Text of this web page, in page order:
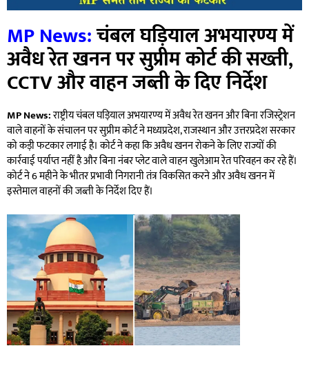
MP News:चंबल घड़ियाल अभयारण्य में
अवैध रेत खनन पर सुप्रीम कोर्ट की सख्ती,
CCTV और वाहन जब्ती के दिए निर्देश
MP News:राष्ट्रीय चंबल घड़ियाल अभयारण्य में अवैध रेत खनन और बिना रजिस्ट्रेशन
वाले वाहनों के संचालन पर सुप्रीम कोर्ट ने मध्यप्रदेश, राजस्थान और उत्तरप्रदेश सरकार
को कड़ी फटकार लगाई है। कोर्ट ने कहा कि अवैध खनन रोकने के लिए राज्यों की
कार्रवाई पर्याप्त नहीं है और बिना नंबर प्लेट वाले वाहन खुलेआम रेत परिवहन कर रहे हैं।
कोर्ट ने 6 महीने के भीतर प्रभावी निगरानी तंत्र विकसित करने और अवैध खनन में
इस्तेमाल वाहनों की जब्ती के निर्देश दिए हैं।